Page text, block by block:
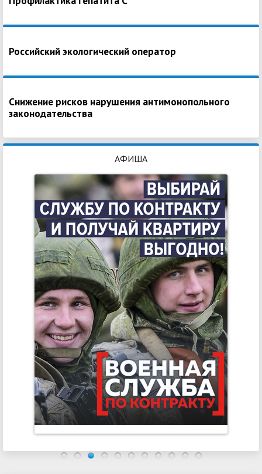
Российский экологический оператор
Снижение рисков нарушения антимонопольного
законодательства
АФИША